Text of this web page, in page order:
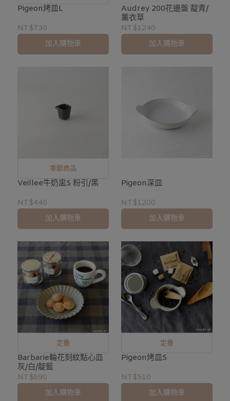
Pigeon烤皿L
NT$730
加入購物車
Audrey 200花邊盤 靛青/
薰衣草
NT$1240
加入購物車
季節商品
Veillee牛奶盅S 粉引/黑
NT$440
加入購物車
Pigeon深皿
NT$1200
加入購物車
定番
Barbarie輪花刻紋點心皿
灰/白/靛藍
NT$690
加入購物車
定番
Pigeon烤皿S
NT$510
加入購物車